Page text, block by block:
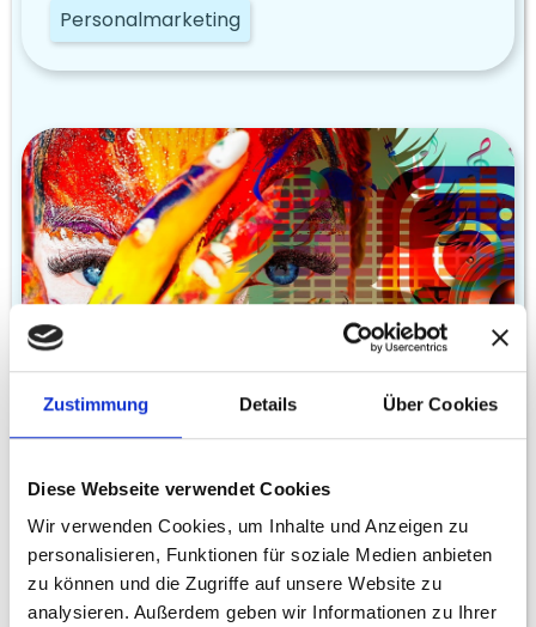
Zustimmung Details Über Cookies
Diese Webseite verwendet Cookies
Wir verwenden Cookies, um Inhalte und Anzeigen zu
personalisieren, Funktionen für soziale Medien anbieten
zu können und die Zugriffe auf unsere Website zu
analysieren. Außerdem geben wir Informationen zu Ihrer
Personalmarketing
Social Recruiting über Werbeanzeigen:
Die beste Methode für gezieltes
Mitarbeiter-Recruiting